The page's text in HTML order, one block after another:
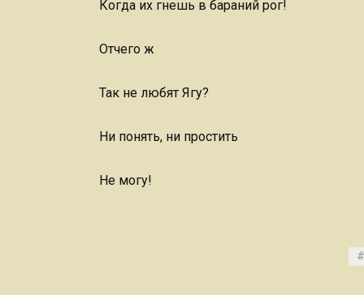
Когда их гнешь в бараний рог!
Отчего ж
Так не любят Ягу?
Ни понять, ни простить
Не могу!